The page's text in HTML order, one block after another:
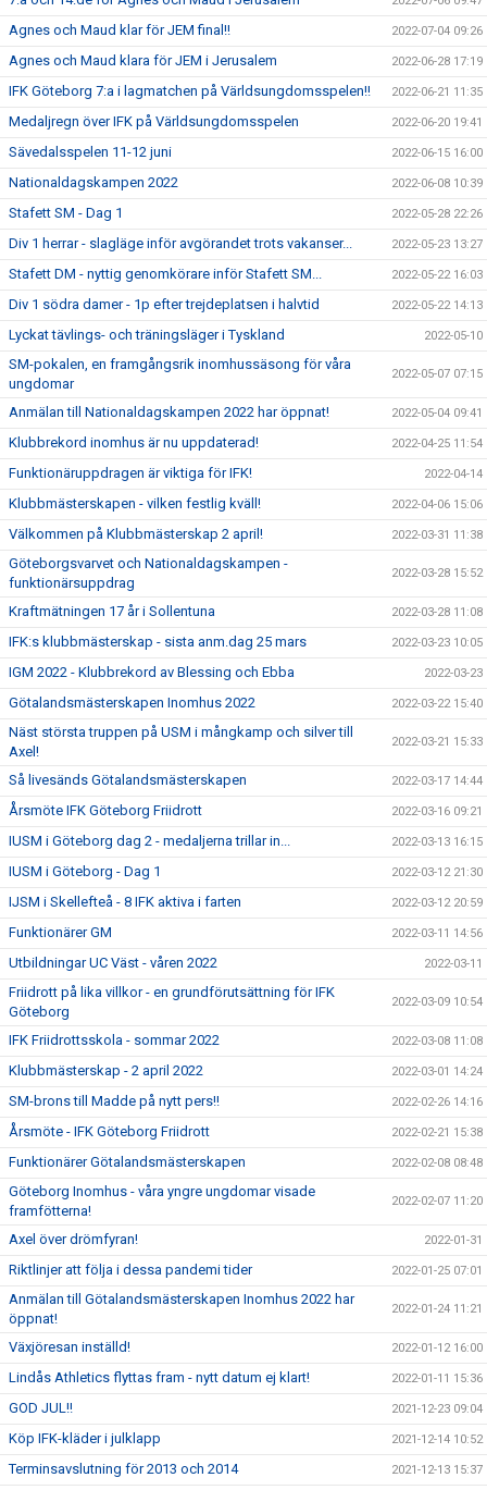
Agnes och Maud klar för JEM final!! 2022-07-04 09:26
Agnes och Maud klara för JEM i Jerusalem 2022-06-28 17:19
IFK Göteborg 7:a i lagmatchen på Världsungdomsspelen!! 2022-06-21 11:35
Medaljregn över IFK på Världsungdomsspelen 2022-06-20 19:41
Sävedalsspelen 11-12 juni 2022-06-15 16:00
Nationaldagskampen 2022 2022-06-08 10:39
Stafett SM - Dag 1 2022-05-28 22:26
Div 1 herrar - slagläge inför avgörandet trots vakanser... 2022-05-23 13:27
Stafett DM - nyttig genomkörare inför Stafett SM... 2022-05-22 16:03
Div 1 södra damer - 1p efter trejdeplatsen i halvtid 2022-05-22 14:13
Lyckat tävlings- och träningsläger i Tyskland 2022-05-10
SM-pokalen, en framgångsrik inomhussäsong för våra
ungdomar
2022-05-07 07:15
Anmälan till Nationaldagskampen 2022 har öppnat! 2022-05-04 09:41
Klubbrekord inomhus är nu uppdaterad! 2022-04-25 11:54
Funktionäruppdragen är viktiga för IFK! 2022-04-14
Klubbmästerskapen - vilken festlig kväll! 2022-04-06 15:06
Välkommen på Klubbmästerskap 2 april! 2022-03-31 11:38
Göteborgsvarvet och Nationaldagskampen -
funktionärsuppdrag
2022-03-28 15:52
Kraftmätningen 17 år i Sollentuna 2022-03-28 11:08
IFK:s klubbmästerskap - sista anm.dag 25 mars 2022-03-23 10:05
IGM 2022 - Klubbrekord av Blessing och Ebba 2022-03-23
Götalandsmästerskapen Inomhus 2022 2022-03-22 15:40
Näst största truppen på USM i mångkamp och silver till
Axel!
2022-03-21 15:33
Så livesänds Götalandsmästerskapen 2022-03-17 14:44
Årsmöte IFK Göteborg Friidrott 2022-03-16 09:21
IUSM i Göteborg dag 2 - medaljerna trillar in... 2022-03-13 16:15
IUSM i Göteborg - Dag 1 2022-03-12 21:30
IJSM i Skellefteå - 8 IFK aktiva i farten 2022-03-12 20:59
Funktionärer GM 2022-03-11 14:56
Utbildningar UC Väst - våren 2022 2022-03-11
Friidrott på lika villkor - en grundförutsättning för IFK
Göteborg
2022-03-09 10:54
IFK Friidrottsskola - sommar 2022 2022-03-08 11:08
Klubbmästerskap - 2 april 2022 2022-03-01 14:24
SM-brons till Madde på nytt pers!! 2022-02-26 14:16
Årsmöte - IFK Göteborg Friidrott 2022-02-21 15:38
Funktionärer Götalandsmästerskapen 2022-02-08 08:48
Göteborg Inomhus - våra yngre ungdomar visade
framfötterna!
2022-02-07 11:20
Axel över drömfyran! 2022-01-31
Riktlinjer att följa i dessa pandemi tider 2022-01-25 07:01
Anmälan till Götalandsmästerskapen Inomhus 2022 har
öppnat!
2022-01-24 11:21
Växjöresan inställd! 2022-01-12 16:00
Lindås Athletics flyttas fram - nytt datum ej klart! 2022-01-11 15:36
GOD JUL!! 2021-12-23 09:04
Köp IFK-kläder i julklapp 2021-12-14 10:52
Terminsavslutning för 2013 och 2014 2021-12-13 15:37